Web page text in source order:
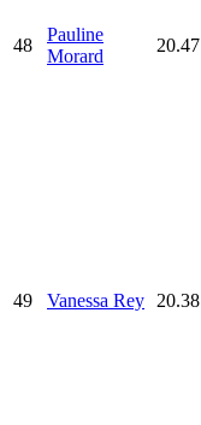
48
Pauline
Morard
20.47
49 Vanessa Rey 20.38